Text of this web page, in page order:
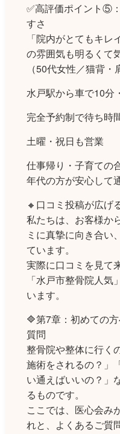
✅高評価ポイント⑤
すさ
「院内がとてもキ
の雰囲気も明るくて
（50代女性／猫背・
水戸駅から車で10分
完全予約制で待ち時
土曜・祝日も営業
仕事帰り・子育ての
年代の方が安心して
🔸口コミ投稿が広げ
私たちは、お客様か
ミに真摯に向き合い
ています。
実際に口コミを見て
「水戸市整骨院人
います。
🔷第7章：初めての
質問
整骨院や整体に行く
施術をされるの？」
い通えばいいの？」
るものです。
ここでは、医心会み
れと、よくあるご質